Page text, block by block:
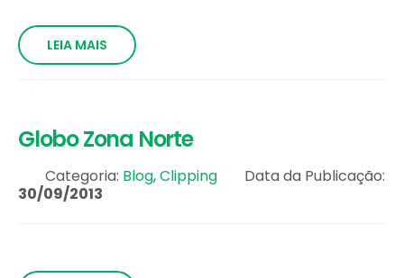
LEIA MAIS
Globo Zona Norte
Categoria: Blog,Clipping
Data da Publicação:
30/09/2013